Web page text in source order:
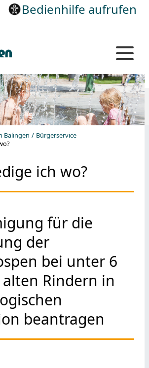
Bedienhilfe aufrufen
Balingen
Bürgerservice
ich wo?
für die
der
bei unter 6
Rindern in
beantragen